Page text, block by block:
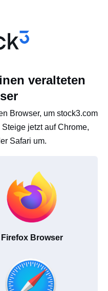
veralteten
Browser, um stock3.com
jetzt auf Chrome,
Safari um.
Firefox Browser